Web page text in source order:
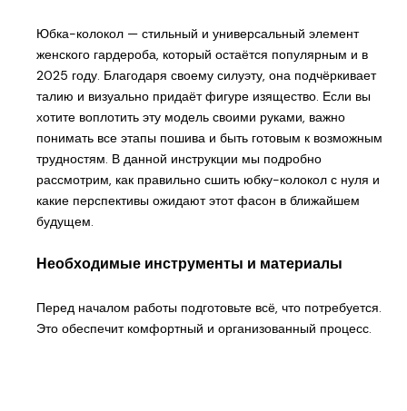
Юбка-колокол — стильный и универсальный элемент
женского гардероба, который остаётся популярным и в
2025 году. Благодаря своему силуэту, она подчёркивает
талию и визуально придаёт фигуре изящество. Если вы
хотите воплотить эту модель своими руками, важно
понимать все этапы пошива и быть готовым к возможным
трудностям. В данной инструкции мы подробно
рассмотрим, как правильно сшить юбку-колокол с нуля и
какие перспективы ожидают этот фасон в ближайшем
будущем.
Необходимые инструменты и материалы
Перед началом работы подготовьте всё, что потребуется.
Это обеспечит комфортный и организованный процесс.